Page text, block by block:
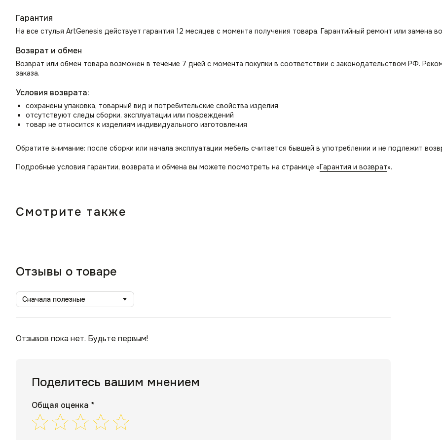
Гарантия
На все стулья ArtGenesis действует гарантия 12 месяцев с момента получения товара. Гарантийный ремонт или замена
Возврат и обмен
Возврат или обмен товара возможен в течение 7 дней с момента покупки в соответствии с законодательством РФ.
заказа.
Условия возврата:
сохранены упаковка, товарный вид и потребительские свойства изделия
отсутствуют следы сборки, эксплуатации или повреждений
товар не относится к изделиям индивидуального изготовления
Обратите внимание: после сборки или начала эксплуатации мебель считается бывшей в употреблении и не подлежит
Подробные условия гарантии, возврата и обмена вы можете посмотреть на странице «Гарантия и возврат».
Смотрите также
Отзывы о товаре
Сначала полезные
Отзывов пока нет. Будьте первым!
Поделитесь вашим мнением
Общая оценка *